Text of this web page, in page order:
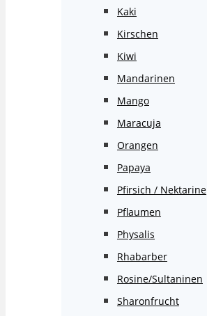
Kaki
Kirschen
Kiwi
Mandarinen
Mango
Maracuja
Orangen
Papaya
Pfirsich / Nektarine
Pflaumen
Physalis
Rhabarber
Rosine/Sultaninen
Sharonfrucht